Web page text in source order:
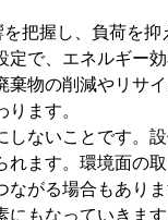
把握し、負荷を
で、エネルギー
物の削減やリサ
ます。
ないことです。
ます。環境面の
がる場合もあり
もなっていきます